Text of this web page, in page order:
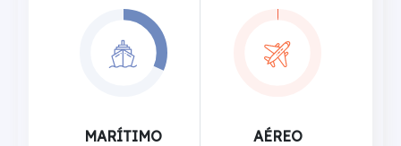
MARÍTIMO AÉREO